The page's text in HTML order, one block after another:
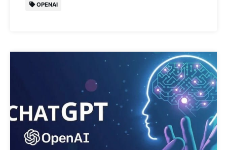
OPENAI